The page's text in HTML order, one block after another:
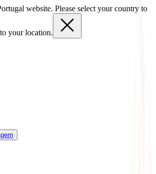
website. Please select your country to
your location.